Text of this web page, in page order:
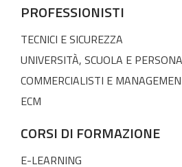
PROFESSIONISTI
TECNICI E SICUREZZA
UNIVERSITÀ, SCUOLA E
COMMERCIALISTI E
ECM
CORSI DI FORMAZIONE
E-LEARNING